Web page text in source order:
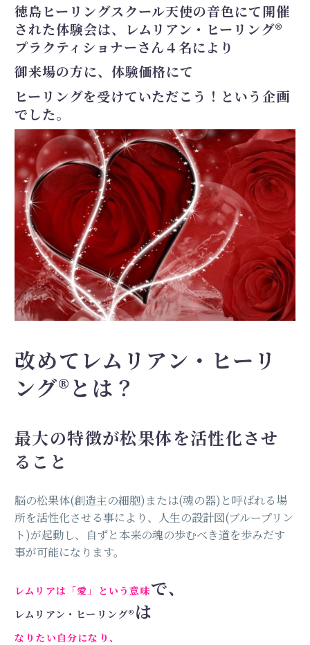
徳島ヒーリングスクール天使の音色にて開催
された体験会は、レムリアン・ヒーリング®️
プラクティショナーさん４名により
御来場の方に、体験価格にて
ヒーリングを受けていただこう！という企画
でした。
改めてレムリアン・ヒーリ
ング®️とは？
最大の特徴が松果体を活性化させ
ること
脳の松果体(創造主の細胞)または(魂の器)と呼ばれる場
所を活性化させる事により、人生の設計図(ブループリン
ト)が起動し、自ずと本来の魂の歩むべき道を歩みだす
事が可能になります。
レムリアは「愛」という意味で、
レムリアン・ヒーリング® は
なりたい自分になり、